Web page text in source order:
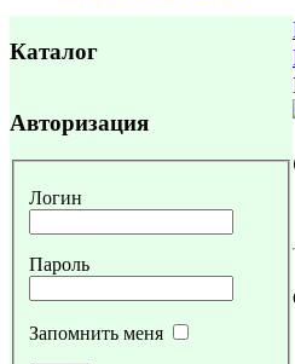
Каталог
Авторизация
Логин
Пароль
Запомнить меня